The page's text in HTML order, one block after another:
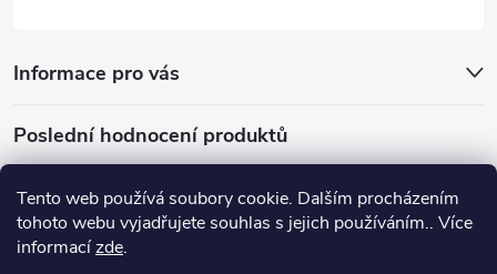
Tento web používá soubory cookie. Dalším procházením
tohoto webu vyjadřujete souhlas s jejich používáním.. Více
informacízde.
Informace pro vás
Poslední hodnocení produktů
Dávkovací lžička na mletou kávu 53132C8134